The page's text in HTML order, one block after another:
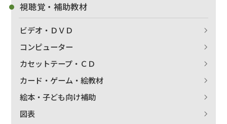
視聴覚・補助教材
ビデオ・ＤＶＤ
コンピューター
カセットテープ・ＣＤ
カード・ゲーム・絵教材
絵本・子ども向け補助
図表